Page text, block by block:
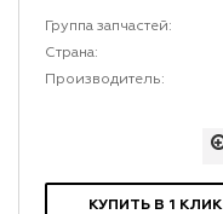
Группа запчастей:
Страна:
Производитель:
КУПИТЬ В 1 КЛИК